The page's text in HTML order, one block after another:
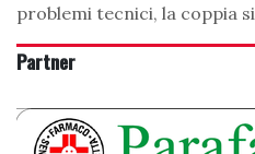
problemi tecnici, la coppia
Partner